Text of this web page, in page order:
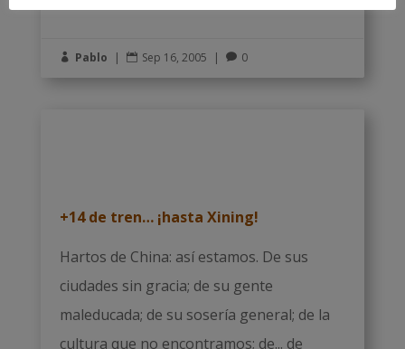
 Pablo |  Sep 16, 2005 |  0
+14 de tren… ¡hasta Xining!
Hartos de China: así estamos. De sus
ciudades sin gracia; de su gente
maleducada; de su sosería general; de la
cultura que no encontramos; de... de